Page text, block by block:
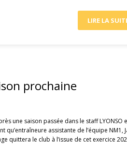
LIRE LA
prochaine
une saison passée dans le staff LYONSO
qu’entraîneure assistante de l’équipe NM1,
quittera le club à l’issue de cet exercice